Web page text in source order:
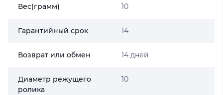
Вес(грамм) 10
Гарантийный срок 14
Возврат или обмен 14 дней
Диаметр режущего
ролика
10